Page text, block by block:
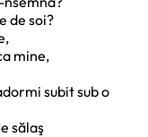
de soi?
mine,
subit sub o
sălaş